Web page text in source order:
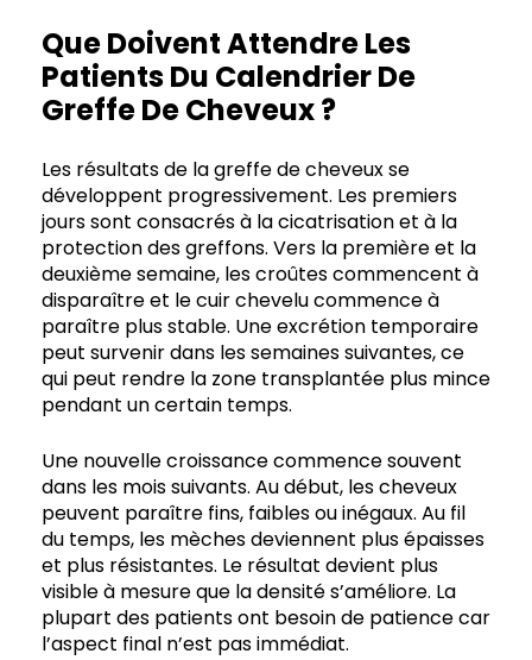
Que Doivent Attendre Les
Patients Du Calendrier De
Greffe De Cheveux ?
Les résultats de la greffe de cheveux se
développent progressivement. Les premiers
jours sont consacrés à la cicatrisation et à la
protection des greffons. Vers la première et la
deuxième semaine, les croûtes commencent à
disparaître et le cuir chevelu commence à
paraître plus stable. Une excrétion temporaire
peut survenir dans les semaines suivantes, ce
qui peut rendre la zone transplantée plus mince
pendant un certain temps.
Une nouvelle croissance commence souvent
dans les mois suivants. Au début, les cheveux
peuvent paraître fins, faibles ou inégaux. Au fil
du temps, les mèches deviennent plus épaisses
et plus résistantes. Le résultat devient plus
visible à mesure que la densité s’améliore. La
plupart des patients ont besoin de patience car
l’aspect final n’est pas immédiat.